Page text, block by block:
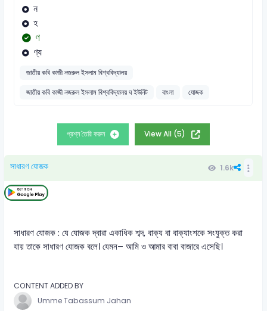
ন
হ
ণ
ণ্য
জাতীয় কবি কাজী নজরুল ইসলাম বিশ্ববিদ্যালয়
জাতীয় কবি কাজী নজরুল ইসলাম বিশ্ববিদ্যালয় ঘ ইউনিট
বাংলা যোজক
প্রশ্ন তৈরি করুন View All (5)
সাধারণ যোজক 1.6k
সাধারণ যোজক : যে যোজক দ্বারা একাধিক শব্দ, বাক্য বা বাক্যাংশকে সংযুক্ত করা
যায় তাকে সাধারণ যোজক বলে। যেমন– আমি ও আমার বাবা বাজারে এসেছি।
CONTENT ADDED BY
Umme Tabassum Jahan